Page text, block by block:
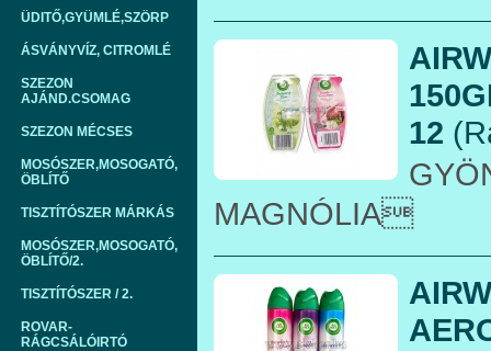
ÜDITŐ,GYÜMLÉ,SZÖRP
ÁSVÁNYVÍZ, CITROMLÉ
SZEZON
AJÁND.CSOMAG
SZEZON MÉCSES
MOSÓSZER,MOSOGATÓ,
ÖBLÍTŐ
TISZTÍTÓSZER MÁRKÁS
MOSÓSZER,MOSOGATÓ,
ÖBLÍTŐ/2.
TISZTÍTÓSZER / 2.
ROVAR-
RÁGCSÁLÓIRTÓ
12
MAGNÓLIA